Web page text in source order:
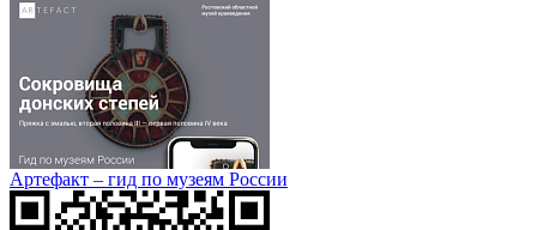
Артефакт – гид по музеям России